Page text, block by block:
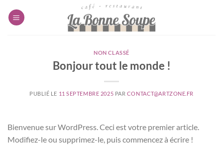
NON CLASSÉ
Bonjour tout le monde !
PUBLIÉ LE 11 SEPTEMBRE 2025 PAR CONTACT@ARTZONE.FR
Bienvenue sur WordPress. Ceci est votre premier article.
Modifiez-le ou supprimez-le, puis commencez à écrire !